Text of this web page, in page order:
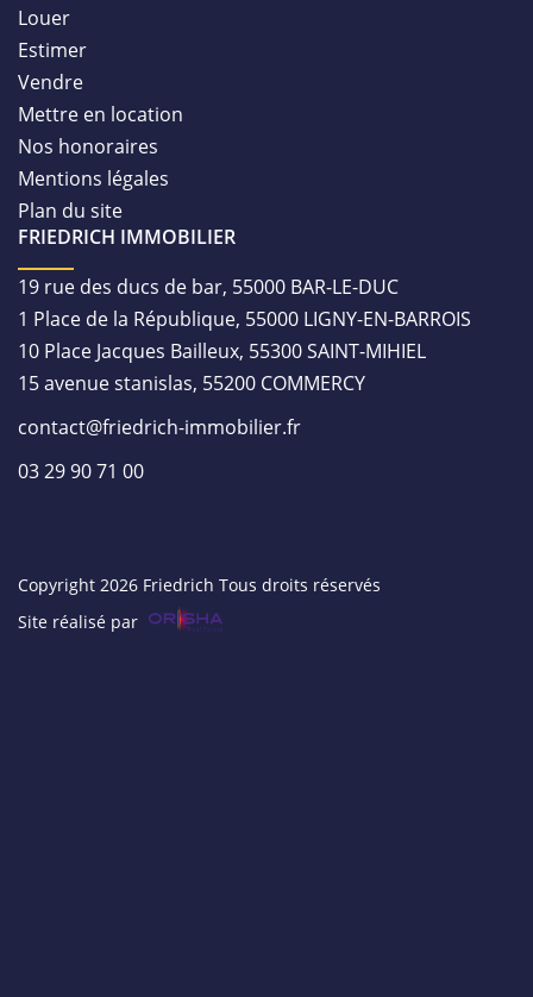
Louer
Estimer
Vendre
Mettre en location
Nos honoraires
Mentions légales
Plan du site
FRIEDRICH IMMOBILIER
19 rue des ducs de bar, 55000 BAR-LE-DUC
1 Place de la République, 55000 LIGNY-EN-BARROIS
10 Place Jacques Bailleux, 55300 SAINT-MIHIEL
15 avenue stanislas, 55200 COMMERCY
contact@friedrich-immobilier.fr
03 29 90 71 00
Copyright 2026 Friedrich Tous droits réservés
Site réalisé par